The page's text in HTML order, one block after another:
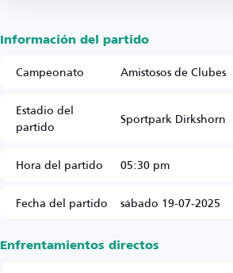
Información del partido
Campeonato
Amistosos de Clubes
Estadio del
partido Sportpark Dirkshorn
Hora del partido
05:30 pm
Fecha del partido
sábado 19-07-2025
Enfrentamientos directos